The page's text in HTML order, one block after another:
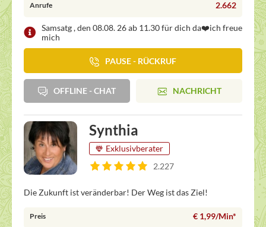
Anrufe 2.662
Samsatg , den 08.08. 26 ab 11.30 für dich da❤️ich freue
mich
PAUSE - RÜCKRUF
OFFLINE - CHAT NACHRICHT
Synthia
Exklusivberater
2.227
Die Zukunft ist veränderbar! Der Weg ist das Ziel!
Preis € 1,99/Min*